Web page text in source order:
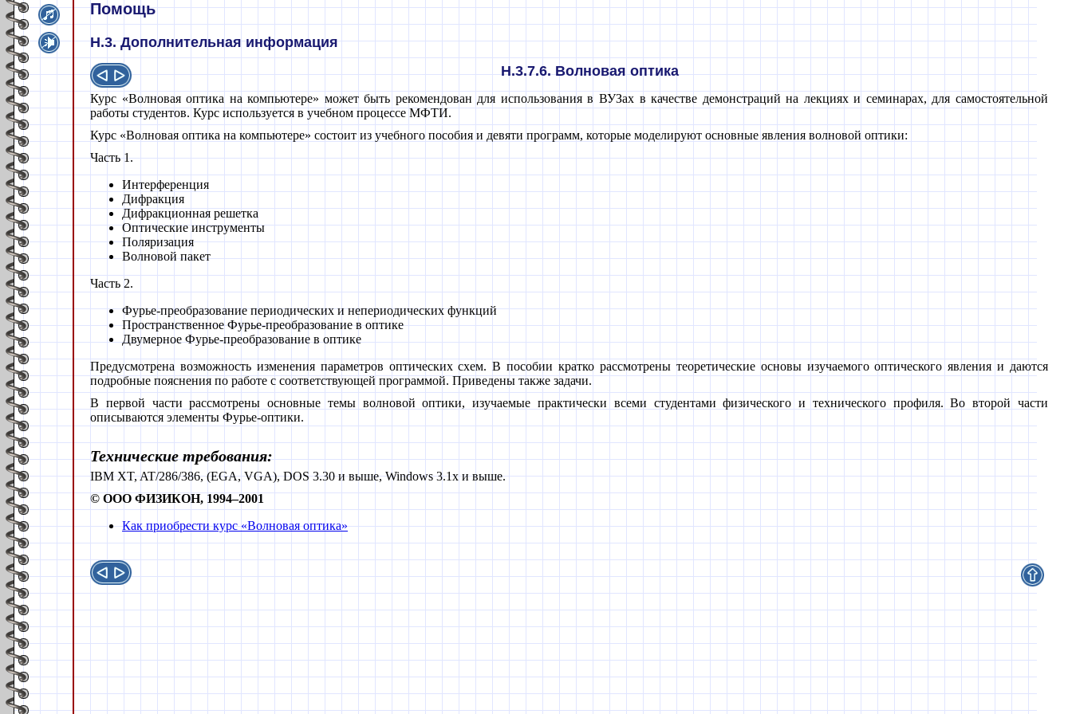
Помощь
H.3. Дополнительная информация
H.3.7.6. Волновая оптика
Курс «Волновая оптика на компьютере» может быть рекомендован для использования в ВУЗах в качестве демонстраций на лекциях и семинарах, для самостоятельной
работы студентов. Курс используется в учебном процессе МФТИ.
Курс «Волновая оптика на компьютере» состоит из учебного пособия и девяти программ, которые моделируют основные явления волновой оптики:
Часть 1.
Интерференция
Дифракция
Дифракционная решетка
Оптические инструменты
Поляризация
Волновой пакет
Часть 2.
Фурье-преобразование периодических и непериодических функций
Пространственное Фурье-преобразование в оптике
Двумерное Фурье-преобразование в оптике
Предусмотрена возможность изменения параметров оптических схем. В пособии кратко рассмотрены теоретические основы изучаемого оптического явления и даются
подробные пояснения по работе с соответствующей программой. Приведены также задачи.
В первой части рассмотрены основные темы волновой оптики, изучаемые практически всеми студентами физического и технического профиля. Во второй части
описываются элементы Фурье-оптики.
Технические требования:
IBM XT, AT/286/386, (EGA, VGA), DOS 3.30 и выше, Windows 3.1x и выше.
© ООО ФИЗИКОН, 1994–2001
Как приобрести курс «Волновая оптика»